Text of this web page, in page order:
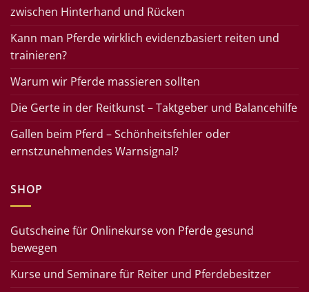
zwischen Hinterhand und Rücken
Kann man Pferde wirklich evidenzbasiert reiten und
trainieren?
Warum wir Pferde massieren sollten
Die Gerte in der Reitkunst – Taktgeber und Balancehilfe
Gallen beim Pferd – Schönheitsfehler oder
ernstzunehmendes Warnsignal?
SHOP
Gutscheine für Onlinekurse von Pferde gesund
bewegen
Kurse und Seminare für Reiter und Pferdebesitzer